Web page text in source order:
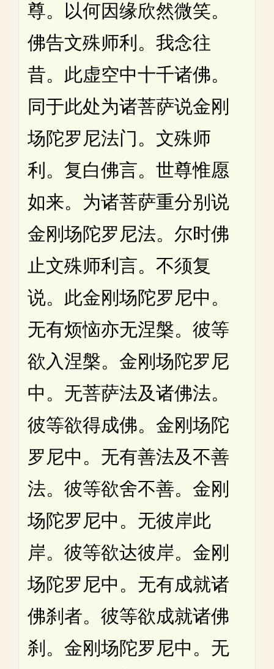
尊。以何因缘欣然微笑。
佛告文殊师利。我念往
昔。此虚空中十千诸佛。
同于此处为诸菩萨说金刚
场陀罗尼法门。文殊师
利。复白佛言。世尊惟愿
如来。为诸菩萨重分别说
金刚场陀罗尼法。尔时佛
止文殊师利言。不须复
说。此金刚场陀罗尼中。
无有烦恼亦无涅槃。彼等
欲入涅槃。金刚场陀罗尼
中。无菩萨法及诸佛法。
彼等欲得成佛。金刚场陀
罗尼中。无有善法及不善
法。彼等欲舍不善。金刚
场陀罗尼中。无彼岸此
岸。彼等欲达彼岸。金刚
场陀罗尼中。无有成就诸
佛刹者。彼等欲成就诸佛
刹。金刚场陀罗尼中。无